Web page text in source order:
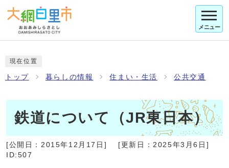
メニュー
現在位置
トップ 暮らしの情報 住まい・生活 公共交通
鉄道について（JR東日本）
[公開日： 2015年12月17日 ] [更新日： 2025年3月6日 ]
ID:507